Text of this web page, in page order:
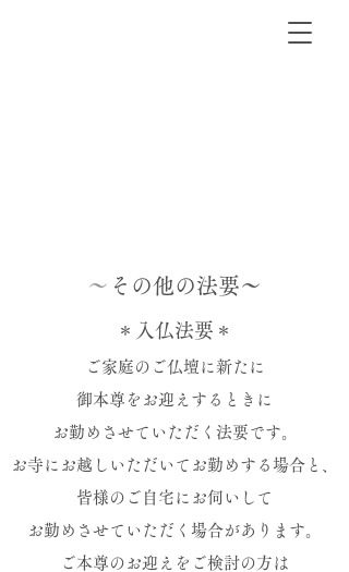
​ 〜その他の法要〜
＊入仏法要＊
ご家庭のご仏壇に新たに
御本尊を お迎えするときに
お勤めさせていただく法要です。
お寺にお越しいただいてお勤めする場合と、
皆様のご自宅にお伺いして
お勤めさせていただく場合があります。
ご本尊のお迎えをご検討の方は